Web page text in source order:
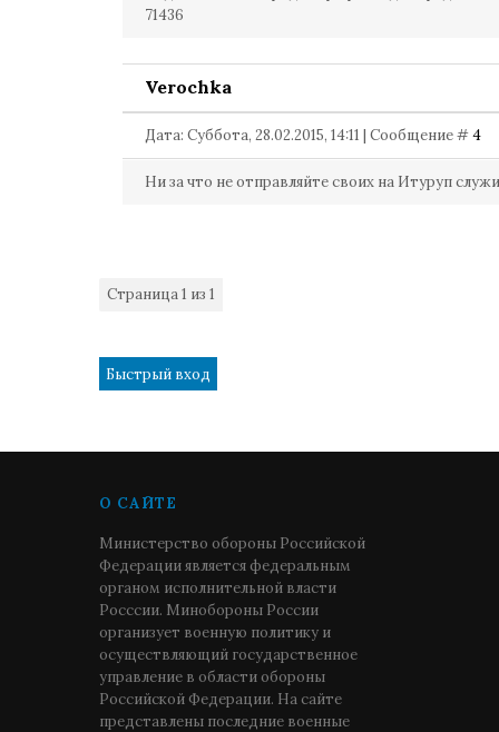
71436
Verochka
Дата: Суббота, 28.02.2015, 14:11 | Сообщение #4
Ни за что не отправляйте своих на Итуруп
Страница1 из 1
О САЙТЕ
Министерство обороны Российской
Федерации является федеральным
органом исполнительной власти
Росссии. Минобороны России
организует военную политику и
осуществляющий государственное
управление в области обороны
Российской Федерации. На сайте
представлены последние военные